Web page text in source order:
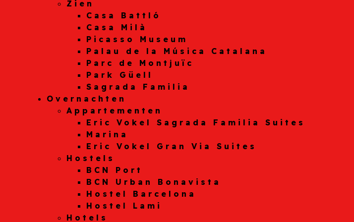
Zien
Casa Battló
Casa Milà
Picasso Museum
Palau de la Música Catalana
Parc de Montjuïc
Park Güell
Sagrada Familia
Overnachten
Appartementen
Eric Vokel Sagrada Familia Suites
Marina
Eric Vokel Gran Via Suites
Hostels
BCN Port
BCN Urban Bonavista
Hostel Barcelona
Hostel Lami
Hotels